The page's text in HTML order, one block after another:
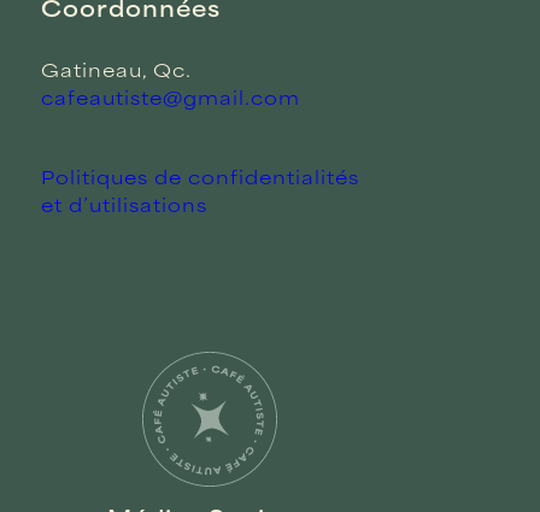
Coordonnées
Gatineau, Qc.
cafeautiste@gmail.com
Politiques de confidentialités
et d’utilisations